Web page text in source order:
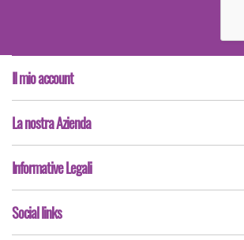
Il mio account
La nostra Azienda
Informative Legali
Social links